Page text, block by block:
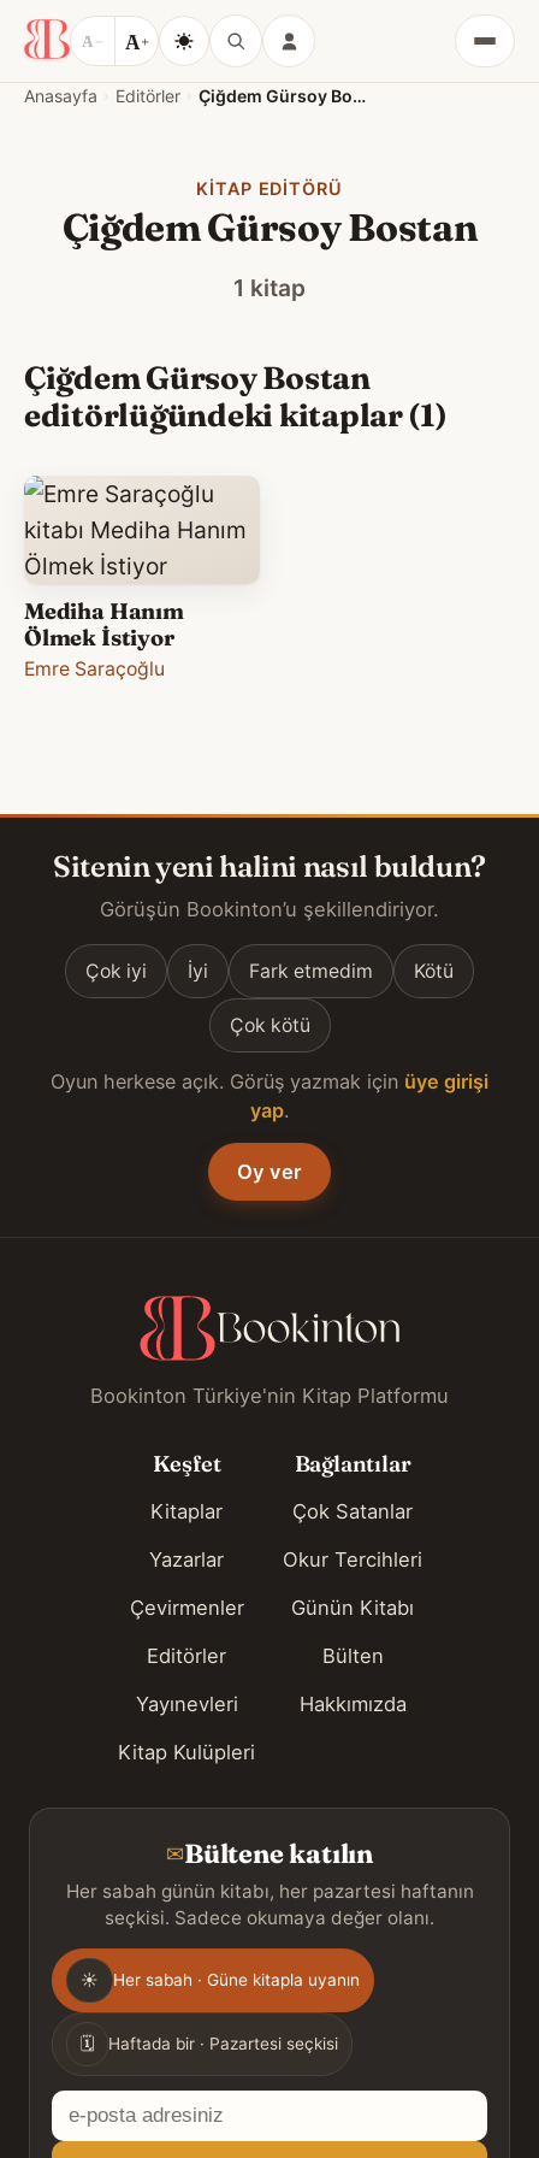
A − A+
Menü
Anasayfa Editörler Çiğdem Gürsoy Bostan
KITAP EDITÖRÜ
Çiğdem Gürsoy Bostan
1 kitap
Çiğdem Gürsoy Bostan
editörlüğündeki kitaplar (1)
Mediha Hanım
Ölmek İstiyor
Emre Saraçoğlu
Sitenin yeni halini nasıl buldun?
Görüşün Bookinton’u şekillendiriyor.
Çok iyi İyi Fark etmedim Kötü
Çok kötü
Oyun herkese açık. Görüş yazmak için üye girişi
yap.
Oy ver
Bookinton Türkiye'nin Kitap Platformu
Keşfet
Kitaplar
Yazarlar
Çevirmenler
Editörler
Yayınevleri
Kitap Kulüpleri
Bağlantılar
Çok Satanlar
Okur Tercihleri
Günün Kitabı
Bülten
Hakkımızda
✉Bültene katılın
Her sabah günün kitabı, her pazartesi haftanın
seçkisi. Sadece okumaya değer olanı.
Gönderim
sıklığı
☀ Her sabah · Güne kitapla uyanın
🗓 Haftada bir · Pazartesi seçkisi
E-
posta